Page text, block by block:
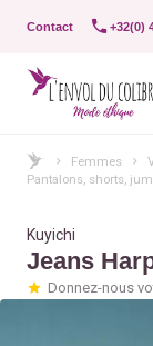
Contact +32(0)
Femmes
Pantalons, shorts,
Kuyichi
Jeans
Donnez-nous